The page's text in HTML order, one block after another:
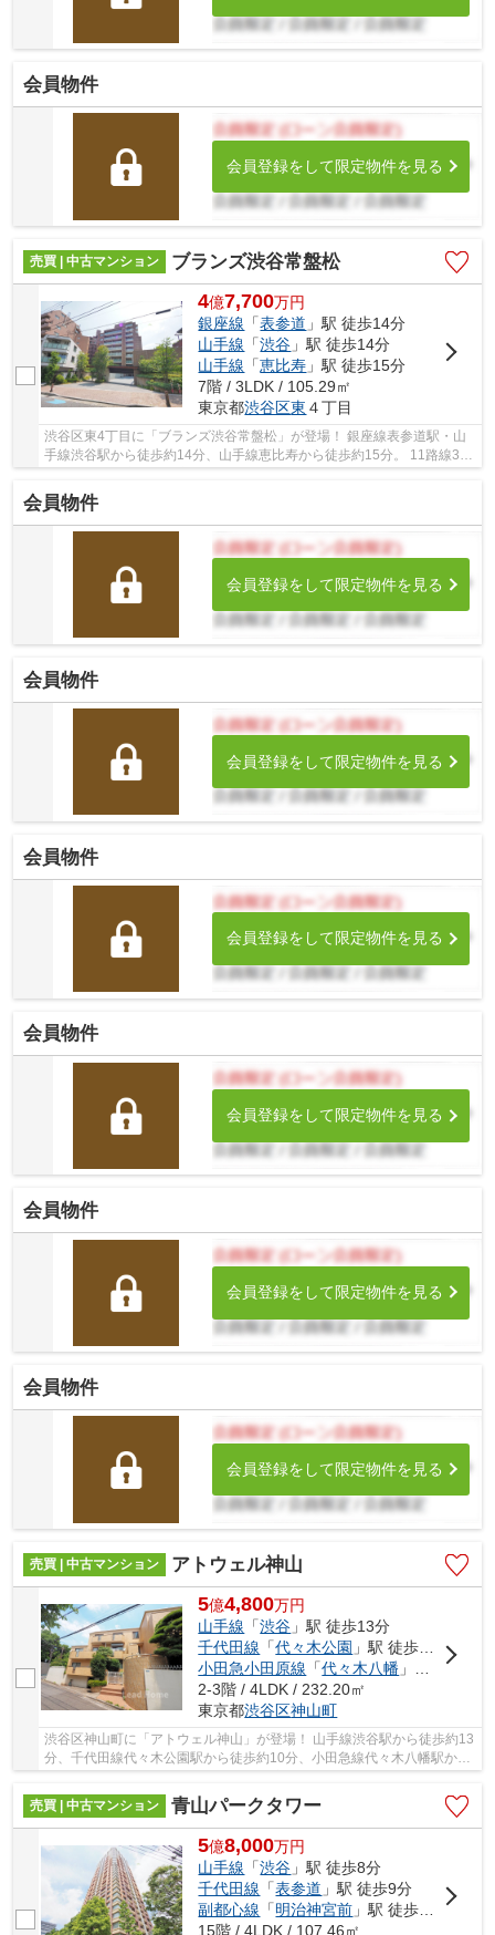
会員物件
会員登録をして限定物件を見る
売買 | 中古マンション ブランズ渋谷常盤松
4億7,700万円
銀座線 「表参道 」駅 徒歩14分
山手線 「渋谷 」駅 徒歩14分
山手線 「恵比寿 」駅 徒歩15分
7階 / 3LDK / 105.29㎡
東京都渋谷区東 ４丁目
渋谷区東4丁目に「ブランズ渋谷常盤松」が登場！ 銀座線表参道駅・山
手線渋谷駅から徒歩約14分、山手線恵比寿から徒歩約15分。 11路線3駅
会員物件
会員登録をして限定物件を見る
会員物件
会員登録をして限定物件を見る
会員物件
会員登録をして限定物件を見る
会員物件
会員登録をして限定物件を見る
会員物件
会員登録をして限定物件を見る
会員物件
会員登録をして限定物件を見る
売買 | 中古マンション アトウェル神山
5億4,800万円
山手線 「渋谷 」駅 徒歩13分
千代田線 「代々木公園 」駅 徒歩10分
小田急小田原線 「代々木八幡 」駅 徒歩12分
2-3階 / 4LDK / 232.20㎡
東京都渋谷区神山町
渋谷区神山町に「アトウェル神山」が登場！ 山手線渋谷駅から徒歩約13
分、千代田線代々木公園駅から徒歩約10分、小田急線代々木八幡駅から
売買 | 中古マンション
青山パークタワー
5億8,000万円
山手線 「渋谷 」駅 徒歩8分
千代田線 「表参道 」駅 徒歩9分
副都心線 「明治神宮前 」駅 徒歩11分
15階 / 4LDK / 107.46㎡